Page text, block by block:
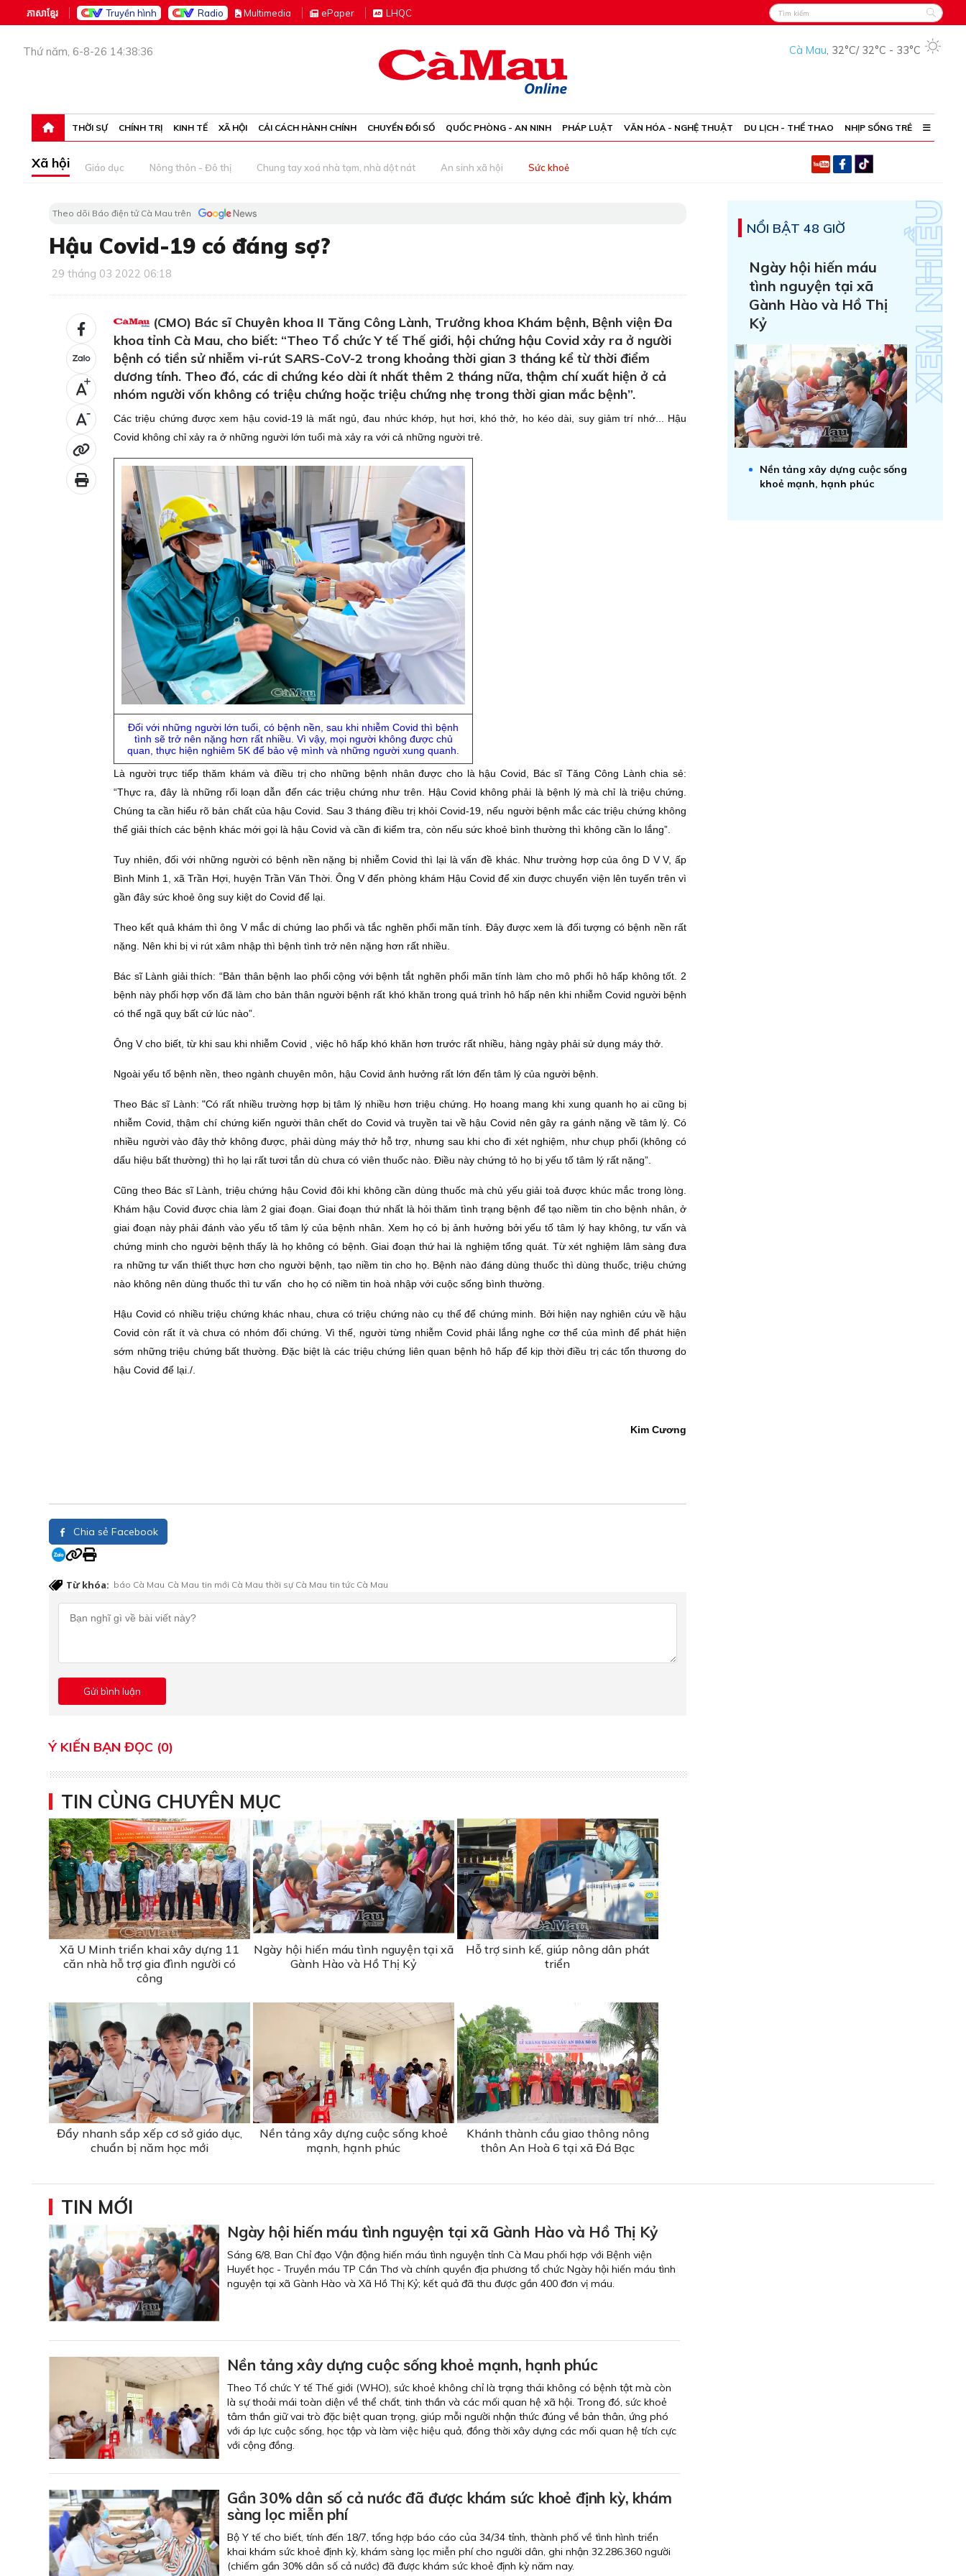
ភាសាខ្មែរ Truyền hình Radio Multimedia ePaper LHQC
Thứ năm, 6-8-26 14:38:36 Cà Mau, 32°C/ 32°C - 33°C
THỜI SỰ CHÍNH TRỊ KINH TẾ XÃ HỘI CẢI CÁCH HÀNH CHÍNH CHUYỂN ĐỔI SỐ QUỐC PHÒNG - AN NINH PHÁP LUẬT VĂN HÓA - NGHỆ THUẬT DU LỊCH - THỂ THAO NHỊP SỐNG TRẺ
Xã hội Giáo dục Nông thôn - Đô thị Chung tay xoá nhà tạm, nhà dột nát An sinh xã hội Sức khoẻ
Theo dõi Báo điện tử Cà Mau trên
Hậu Covid-19 có đáng sợ?
29 tháng 03 2022 06:18
+
-
(CMO) Bác sĩ Chuyên khoa II Tăng Công Lành, Trưởng khoa Khám bệnh, Bệnh viện Đa
khoa tỉnh Cà Mau, cho biết: “Theo Tổ chức Y tế Thế giới, hội chứng hậu Covid xảy ra ở người
bệnh có tiền sử nhiễm vi-rút SARS-CoV-2 trong khoảng thời gian 3 tháng kể từ thời điểm
dương tính. Theo đó, các di chứng kéo dài ít nhất thêm 2 tháng nữa, thậm chí xuất hiện ở cả
nhóm người vốn không có triệu chứng hoặc triệu chứng nhẹ trong thời gian mắc bệnh”.
Các triệu chứng được xem hậu covid-19 là mất ngủ, đau nhức khớp, hụt hơi, khó thở, ho kéo dài, suy giảm trí nhớ... Hậu
Covid không chỉ xảy ra ở những người lớn tuổi mà xảy ra với cả những người trẻ.
Đối với những người lớn tuổi, có bệnh nền, sau khi nhiễm Covid thì bệnh
tình sẽ trở nên nặng hơn rất nhiều. Vì vậy, mọi người không được chủ
quan, thực hiện nghiêm 5K để bảo vệ mình và những người xung quanh.
Là người trực tiếp thăm khám và điều trị cho những bệnh nhân được cho là hậu Covid, Bác sĩ Tăng Công Lành chia sẻ:
“Thực ra, đây là những rối loạn dẫn đến các triệu chứng như trên. Hậu Covid không phải là bệnh lý mà chỉ là triệu chứng.
Chúng ta cần hiểu rõ bản chất của hậu Covid. Sau 3 tháng điều trị khỏi Covid-19, nếu người bệnh mắc các triệu chứng không
thể giải thích các bệnh khác mới gọi là hậu Covid và cần đi kiểm tra, còn nếu sức khoẻ bình thường thì không cần lo lắng”.
Tuy nhiên, đối với những người có bệnh nền nặng bị nhiễm Covid thì lại là vấn đề khác. Như trường hợp của ông D V V, ấp
Bình Minh 1, xã Trần Hợi, huyện Trần Văn Thời. Ông V đến phòng khám Hậu Covid để xin được chuyển viện lên tuyến trên vì
gần đây sức khoẻ ông suy kiệt do Covid để lại.
Theo kết quả khám thì ông V mắc di chứng lao phổi và tắc nghẽn phổi mãn tính. Đây được xem là đối tượng có bệnh nền rất
nặng. Nên khi bị vi rút xâm nhập thì bệnh tình trở nên nặng hơn rất nhiều.
Bác sĩ Lành giải thích: “Bản thân bệnh lao phổi cộng với bệnh tắt nghẽn phổi mãn tính làm cho mô phổi hô hấp không tốt. 2
bệnh này phối hợp vốn đã làm cho bản thân người bệnh rất khó khăn trong quá trình hô hấp nên khi nhiễm Covid người bệnh
có thể ngã quỵ bất cứ lúc nào”.
Ông V cho biết, từ khi sau khi nhiễm Covid , việc hô hấp khó khăn hơn trước rất nhiều, hàng ngày phải sử dụng máy thở.
Ngoài yếu tố bệnh nền, theo ngành chuyên môn, hậu Covid ảnh hưởng rất lớn đến tâm lý của người bệnh.
Theo Bác sĩ Lành: "Có rất nhiều trường hợp bị tâm lý nhiều hơn triệu chứng. Họ hoang mang khi xung quanh họ ai cũng bị
nhiễm Covid, thậm chí chứng kiến người thân chết do Covid và truyền tai về hậu Covid nên gây ra gánh nặng về tâm lý. Có
nhiều người vào đây thở không được, phải dùng máy thở hỗ trợ, nhưng sau khi cho đi xét nghiệm, như chụp phổi (không có
dấu hiệu bất thường) thì họ lại rất tươi tắn dù chưa có viên thuốc nào. Điều này chứng tỏ họ bị yếu tố tâm lý rất nặng”.
Cũng theo Bác sĩ Lành, triệu chứng hậu Covid đôi khi không cần dùng thuốc mà chủ yếu giải toả được khúc mắc trong lòng.
Khám hậu Covid được chia làm 2 giai đoạn. Giai đoạn thứ nhất là hỏi thăm tình trạng bệnh để tạo niềm tin cho bệnh nhân, ở
giai đoạn này phải đánh vào yếu tố tâm lý của bệnh nhân. Xem họ có bị ảnh hưởng bởi yếu tố tâm lý hay không, tư vấn và
chứng minh cho người bệnh thấy là họ không có bệnh. Giai đoạn thứ hai là nghiệm tổng quát. Từ xét nghiệm lâm sàng đưa
ra những tư vấn thiết thực hơn cho người bệnh, tạo niềm tin cho họ. Bệnh nào đáng dùng thuốc thì dùng thuốc, triệu chứng
nào không nên dùng thuốc thì tư vấn cho họ có niềm tin hoà nhập với cuộc sống bình thường.
Hậu Covid có nhiều triệu chứng khác nhau, chưa có triệu chứng nào cụ thể để chứng minh. Bởi hiện nay nghiên cứu về hậu
Covid còn rất ít và chưa có nhóm đối chứng. Vì thế, người từng nhiễm Covid phải lắng nghe cơ thể của mình để phát hiện
sớm những triệu chứng bất thường. Đặc biệt là các triệu chứng liên quan bệnh hô hấp để kịp thời điều trị các tổn thương do
hậu Covid để lại./.
Kim Cương
Chia sẻ Facebook
Từ khóa: báo Cà Mau Cà Mau tin mới Cà Mau thời sự Cà Mau tin tức Cà Mau
Ý KIẾN BẠN ĐỌC (0)
TIN CÙNG CHUYÊN MỤC
Xã U Minh triển khai xây dựng 11
căn nhà hỗ trợ gia đình người có
công
Ngày hội hiến máu tình nguyện tại xã
Gành Hào và Hồ Thị Kỷ
Hỗ trợ sinh kế, giúp nông dân phát
triển
Đẩy nhanh sắp xếp cơ sở giáo dục,
chuẩn bị năm học mới
Nền tảng xây dựng cuộc sống khoẻ
mạnh, hạnh phúc
Khánh thành cầu giao thông nông
thôn An Hoà 6 tại xã Đá Bạc
NỔI BẬT 48 GIỜ
Ngày hội hiến máu
tình nguyện tại xã
Gành Hào và Hồ Thị
Kỷ
Nền tảng xây dựng cuộc sống
khoẻ mạnh, hạnh phúc
TIN MỚI
Ngày hội hiến máu tình nguyện tại xã Gành Hào và Hồ Thị Kỷ
Sáng 6/8, Ban Chỉ đạo Vận động hiến máu tình nguyện tỉnh Cà Mau phối hợp với Bệnh viện
Huyết học - Truyền máu TP Cần Thơ và chính quyền địa phương tổ chức Ngày hội hiến máu tình
nguyện tại xã Gành Hào và Xã Hồ Thị Kỷ; kết quả đã thu được gần 400 đơn vị máu.
Nền tảng xây dựng cuộc sống khoẻ mạnh, hạnh phúc
Theo Tổ chức Y tế Thế giới (WHO), sức khoẻ không chỉ là trạng thái không có bệnh tật mà còn
là sự thoải mái toàn diện về thể chất, tinh thần và các mối quan hệ xã hội. Trong đó, sức khoẻ
tâm thần giữ vai trò đặc biệt quan trọng, giúp mỗi người nhận thức đúng về bản thân, ứng phó
với áp lực cuộc sống, học tập và làm việc hiệu quả, đồng thời xây dựng các mối quan hệ tích cực
với cộng đồng.
Gần 30% dân số cả nước đã được khám sức khoẻ định kỳ, khám
sàng lọc miễn phí
Bộ Y tế cho biết, tính đến 18/7, tổng hợp báo cáo của 34/34 tỉnh, thành phố về tình hình triển
khai khám sức khoẻ định kỳ, khám sàng lọc miễn phí cho người dân, ghi nhận 32.286.360 người
(chiếm gần 30% dân số cả nước) đã được khám sức khoẻ định kỳ năm nay.